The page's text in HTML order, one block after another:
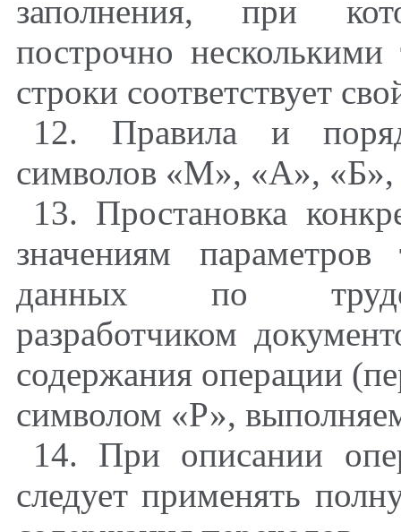
заполнения, при
построчно
строки соответствует
12. Правила и
символов «М», «А»,
13. Простановка
значениям
данных по
разработчиком
содержания операции
символом «Р»,
14. При описании
следует применять